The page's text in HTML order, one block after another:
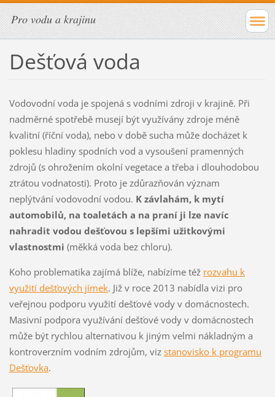
Pro vodu a krajinu
Dešťová voda
Vodovodní voda je spojená s vodními zdroji v krajině. Při
nadměrné spotřebě musejí být využívány zdroje méně
kvalitní (říční voda), nebo v době sucha může docházet k
poklesu hladiny spodních vod a vysoušení pramenných
zdrojů (s ohrožením okolní vegetace a třeba i dlouhodobou
ztrátou vodnatosti). Proto je zdůrazňován význam
neplýtvání vodovodní vodou. K závlahám, k mytí
automobilů, na toaletách a na praní ji lze navíc
nahradit vodou dešťovou s lepšími užitkovými
vlastnostmi (měkká voda bez chloru).
Koho problematika zajímá blíže, nabízíme též rozvahu k
využití dešťových jímek. Již v roce 2013 nabídla vizi pro
veřejnou podporu využití dešťové vody v domácnostech.
Masivní podpora využívání dešťové vody v domácnostech
může být rychlou alternativou k jiným velmi nákladným a
kontroverzním vodním zdrojům, viz stanovisko k programu
Dešťovka.